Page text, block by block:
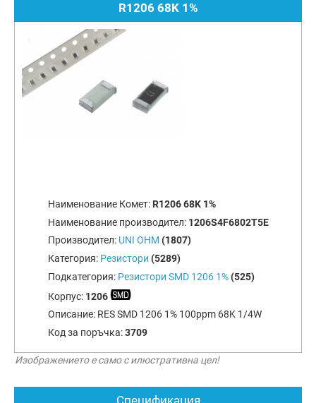
R1206 68K 1%
Наименование Комет: R1206 68K 1%
Наименование производител: 1206S4F6802T5E
Производител: UNI OHM (1807)
Категория: Резистори (5289)
Подкатегория: Резистори SMD 1206 1% (525)
Корпус: 1206
Описание: RES SMD 1206 1% 100ppm 68K 1/4W
Код за поръчка:3709
Изображението е само с илюстративна цел!